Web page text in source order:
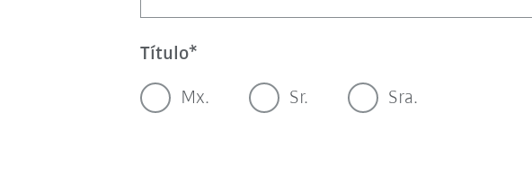
Título
Mx. Sr. Sra.